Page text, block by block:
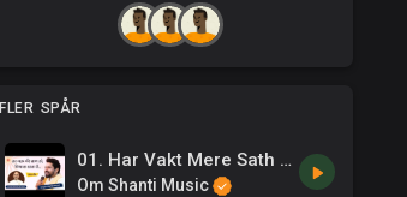
FLER SPÅR
01. Har Vakt Mere Sath Ho हर वक्त मेरे साथ हो ...Lyricist _ BK CA Lalit Inani, Singer_ Harish Moyal
Om Shanti Music